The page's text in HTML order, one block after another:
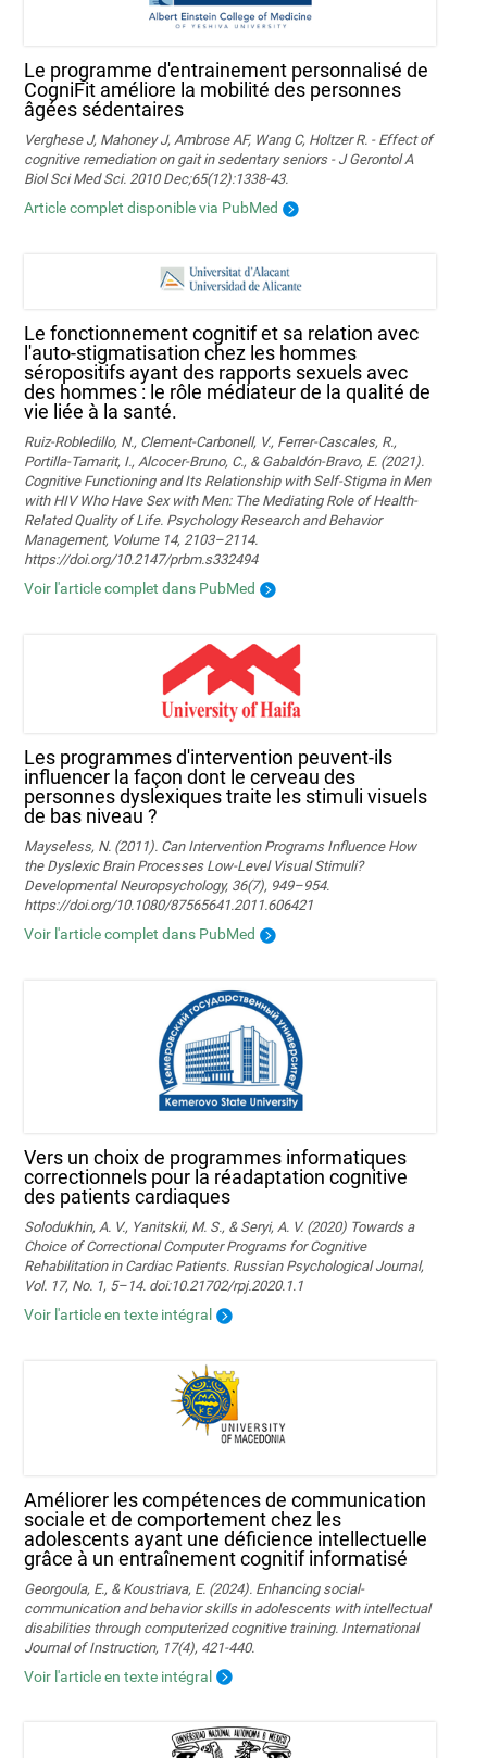
Le programme d'entrainement personnalisé de
CogniFit améliore la mobilité des personnes
âgées sédentaires
Verghese J, Mahoney J, Ambrose AF, Wang C, Holtzer R. - Effect of
cognitive remediation on gait in sedentary seniors - J Gerontol A
Biol Sci Med Sci. 2010 Dec;65(12):1338-43.
Article complet disponible via PubMed
Le fonctionnement cognitif et sa relation avec
l'auto-stigmatisation chez les hommes
séropositifs ayant des rapports sexuels avec
des hommes : le rôle médiateur de la qualité de
vie liée à la santé.
Ruiz-Robledillo, N., Clement-Carbonell, V., Ferrer-Cascales, R.,
Portilla-Tamarit, I., Alcocer-Bruno, C., & Gabaldón-Bravo, E. (2021).
Cognitive Functioning and Its Relationship with Self-Stigma in Men
with HIV Who Have Sex with Men: The Mediating Role of Health-
Related Quality of Life. Psychology Research and Behavior
Management, Volume 14, 2103–2114.
https://doi.org/10.2147/prbm.s332494
Voir l'article complet dans PubMed
Les programmes d'intervention peuvent-ils
influencer la façon dont le cerveau des
personnes dyslexiques traite les stimuli visuels
de bas niveau ?
Mayseless, N. (2011). Can Intervention Programs Influence How
the Dyslexic Brain Processes Low-Level Visual Stimuli?
Developmental Neuropsychology, 36(7), 949–954.
https://doi.org/10.1080/87565641.2011.606421
Voir l'article complet dans PubMed
Vers un choix de programmes informatiques
correctionnels pour la réadaptation cognitive
des patients cardiaques
Solodukhin, A. V., Yanitskii, M. S., & Seryi, A. V. (2020) Towards a
Choice of Correctional Computer Programs for Cognitive
Rehabilitation in Cardiac Patients. Russian Psychological Journal,
Vol. 17, No. 1, 5–14. doi:10.21702/rpj.2020.1.1
Voir l'article en texte intégral
Améliorer les compétences de communication
sociale et de comportement chez les
adolescents ayant une déficience intellectuelle
grâce à un entraînement cognitif informatisé
Georgoula, E., & Koustriava, E. (2024). Enhancing social-
communication and behavior skills in adolescents with intellectual
disabilities through computerized cognitive training. International
Journal of Instruction, 17(4), 421-440.
Voir l'article en texte intégral